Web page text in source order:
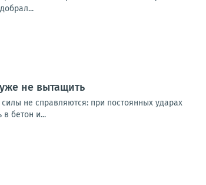
не вытащить
не справляются: при постоянных ударах
бетон и...